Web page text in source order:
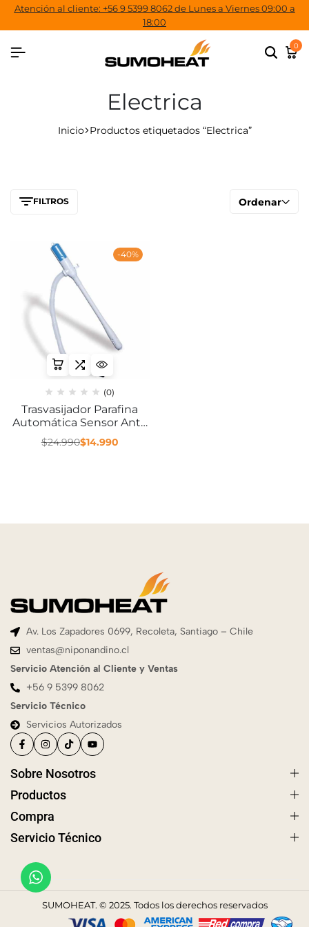
Atención al cliente: +56 9 5399 8062 de Lunes a Viernes 09:00 a
18:00
0
Electrica
Inicio Productos etiquetados “Electrica”
FILTROS Ordenar
-40%
(0)
Trasvasijador Parafina
Automática Sensor Anti-
Rebalse Manos Limpias
$24.990$14.990
Av. Los Zapadores 0699, Recoleta, Santiago – Chile
ventas@niponandino.cl
Servicio Atención al Cliente y Ventas
+56 9 5399 8062
Servicio Técnico
Servicios Autorizados
Sobre Nosotros
Productos
Compra
Servicio Técnico
SUMOHEAT. © 2025. Todos los derechos reservados